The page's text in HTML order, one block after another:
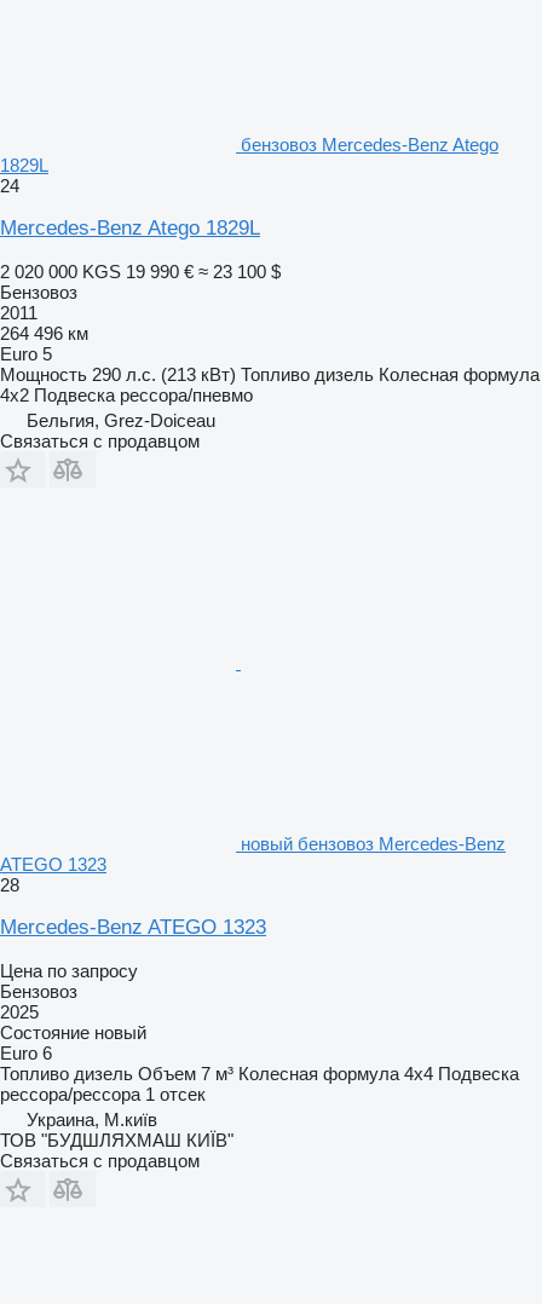
бензовоз Mercedes-Benz Atego
1829L
24
Mercedes-Benz Atego 1829L
2 020 000 KGS 19 990 € ≈ 23 100 $
Бензовоз
2011
264 496 км
Euro 5
Мощность 290 л.с. (213 кВт) Топливо дизель Колесная формула
4x2 Подвеска рессора/пневмо
Бельгия, Grez-Doiceau
Связаться с продавцом
новый бензовоз Mercedes-Benz
ATEGO 1323
28
Mercedes-Benz ATEGO 1323
Цена по запросу
Бензовоз
2025
Состояние новый
Euro 6
Топливо дизель Объем 7 м³ Колесная формула 4x4 Подвеска
рессора/рессора 1 отсек
Украина, М.київ
ТОВ "БУДШЛЯХМАШ КИЇВ"
Связаться с продавцом